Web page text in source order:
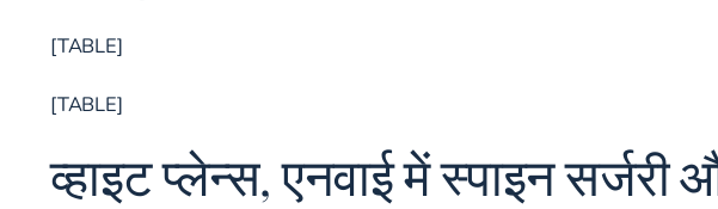
[TABLE]
[TABLE]
व्हाइट प्लेन्स, एनवाई में स्पाइन